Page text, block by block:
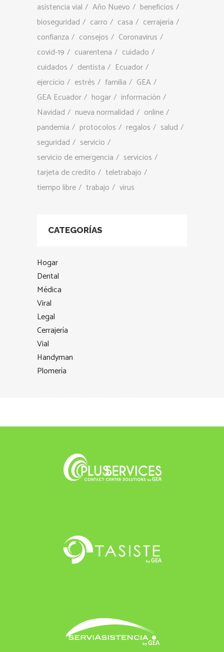
asistencia vial
Año Nuevo
beneficios
bioseguridad
carro casa
cerrajería
confianza
consejos
Coronavirus
covid-19
cuarentena
cuidado
cuidados
dentista
Ecuador
ejercicio
estrés familia
GEA
GEA Ecuador
hogar
información
Navidad
nueva normalidad
online
pandemia
protocolos regalos
salud
seguridad
servicio
servicio de emergencia
servicios
tarjeta de credito
teletrabajo
tiempo libre
trabajo virus
CATEGORÍAS
Hogar
Dental
Médica
Viral
Legal
Cerrajería
Vial
Handyman
Plomería